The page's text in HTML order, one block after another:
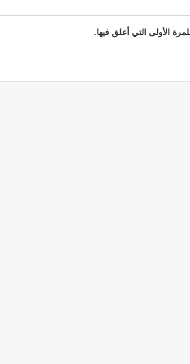
الأولى التي أعلق فيها.